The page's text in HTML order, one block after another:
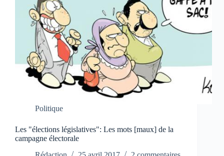
Politique
Les "élections législatives": Les mots [maux] de la
campagne électorale